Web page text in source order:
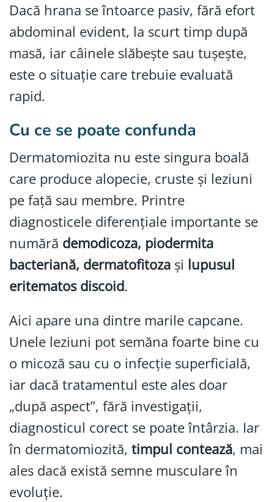
Dacă hrana se întoarce pasiv, fără efort
abdominal evident, la scurt timp după
masă, iar câinele slăbește sau tușește,
este o situație care trebuie evaluată
rapid.
Cu ce se poate confunda
Dermatomiozita nu este singura boală
care produce alopecie, cruste și leziuni
pe față sau membre. Printre
diagnosticele diferențiale importante se
numără demodicoza, piodermita
bacteriană, dermatofitoza și lupusul
eritematos discoid.
Aici apare una dintre marile capcane.
Unele leziuni pot semăna foarte bine cu
o micoză sau cu o infecție superficială,
iar dacă tratamentul este ales doar
„după aspect”, fără investigații,
diagnosticul corect se poate întârzia. Iar
în dermatomiozită, timpul contează, mai
ales dacă există semne musculare în
evoluție.